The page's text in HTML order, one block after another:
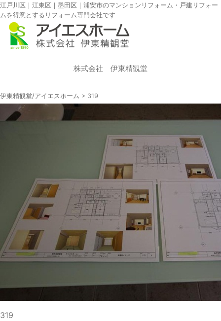
江戸川区｜江東区｜墨田区｜浦安市のマンションリフォーム・戸建リフォー
ムを得意とするリフォーム専門会社です
株式会社 伊東精観堂
伊東精観堂/アイエスホーム > 319
319